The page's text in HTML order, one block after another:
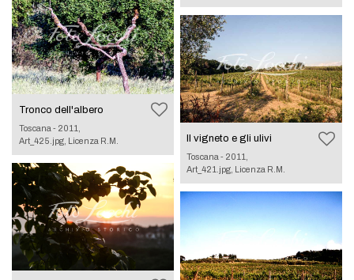
Tronco dell'albero
Toscana - 2011,
Art_425.jpg, Licenza R.M.
Il vigneto e gli ulivi
Toscana - 2011,
Art_421.jpg, Licenza R.M.